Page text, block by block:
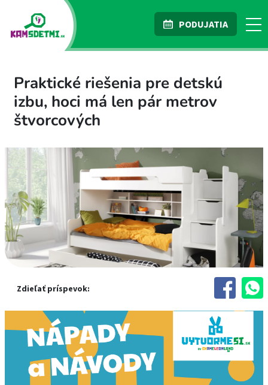
PODUJATIA
Praktické riešenia pre detskú
izbu, hoci má len pár metrov
štvorcových
Zdieľať príspevok: